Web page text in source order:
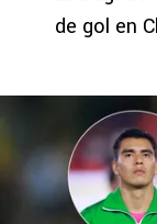
de gol en